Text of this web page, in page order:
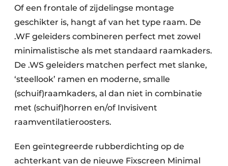
Of een frontale of zijdelingse montage
geschikter is, hangt af van het type raam. De
.WF geleiders combineren perfect met zowel
minimalistische als met standaard raamkaders.
De .WS geleiders matchen perfect met slanke,
‘steellook’ ramen en moderne, smalle
(schuif)raamkaders, al dan niet in combinatie
met (schuif)horren en/of Invisivent
raamventilatieroosters.
Een geïntegreerde rubberdichting op de
achterkant van de nieuwe Fixscreen Minimal